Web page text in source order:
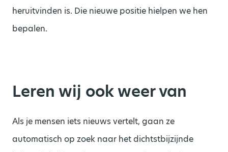
heruitvinden is. Die nieuwe positie hielpen we hen
bepalen.
Leren wij ook weer van
Als je mensen iets nieuws vertelt, gaan ze
automatisch op zoek naar het dichtstbijzijnde